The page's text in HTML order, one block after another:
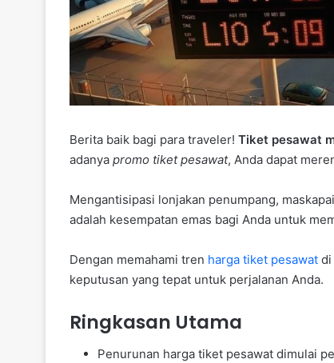
Berita baik bagi para traveler! Tiket pesawat
adanya promo tiket pesawat, Anda dapat
Mengantisipasi lonjakan penumpang,
adalah kesempatan emas bagi Anda untuk
Dengan memahami tren harga tiket pesawat di
keputusan yang tepat untuk perjalanan Anda.
Ringkasan Utama
Penurunan harga tiket pesawat dimulai